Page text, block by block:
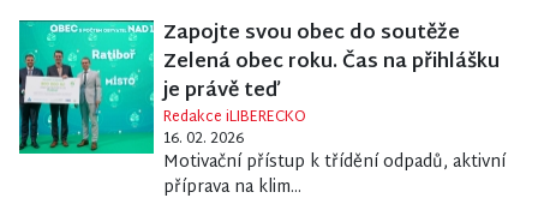
Zapojte svou obec do soutěže
Zelená obec roku. Čas na přihlášku
je právě teď
Redakce iLIBERECKO
16. 02. 2026
Motivační přístup k třídění odpadů, aktivní
příprava na klim...